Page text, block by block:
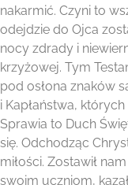
nakarmić. Czyni to
odejdzie do Ojca
nocy zdrady i
krzyżowej. Tym
pod osłona znaków
i Kapłaństwa,
Sprawia to Duch
się. Odchodząc
miłości. Zostawił
swoim uczniom,